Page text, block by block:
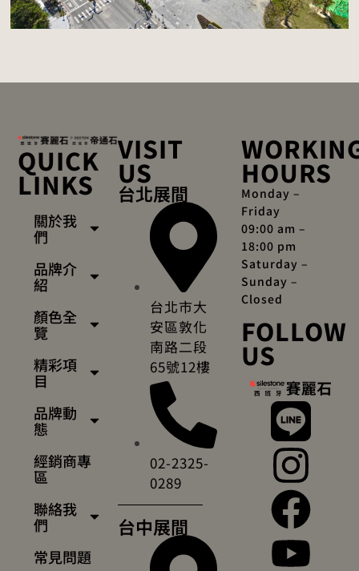
QUICK
LINKS
關於我
們
品牌介
紹
顏色全
覽
精彩項
目
品牌動
態
經銷商專
區
聯絡我
們
常見問題
VISIT
US
台北展間
台北市大
安區敦化
南路二段
65號12樓
02-2325-
0289
台中展間
HOURS
Monday –
Friday
09:00 am –
18:00 pm
Saturday –
Sunday –
Closed
FOLLOW
US